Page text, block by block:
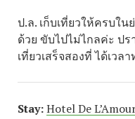
ป.ล. เก็บเที่ยวให้ครบใ
ด้วย ขับไปไม่ไกลค่ะ ป
เที่ยวเสร็จสองที่ ได้เวล
Stay:Hotel De